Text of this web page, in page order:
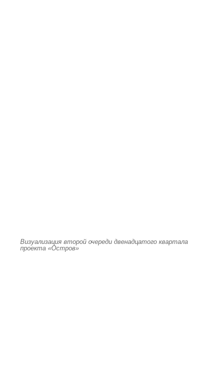
Визуализация второй очереди двенадцатого квартала
проекта «Остров»